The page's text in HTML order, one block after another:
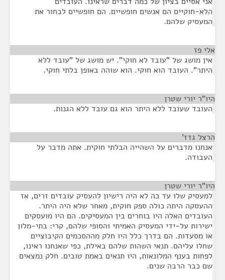
הלא-חוקיים הם אנשים חופשיים. הם חופשיים לבחור את
המעסיק שלהם.
אלי פז
אין מושג של "עובד לא חוקי". יש מושג של "עובד ללא
היתר". העובד הוא חוקי. הוא שוהה באופן בלתי חוקי.
היו"ר יורי שטרן
העובד שעובד ללא היתר הוא גם עובד ללא הגנות.
הרצל גדז'
אנחנו מדברים על השהייה הבלתי חוקית. אתה מדבר על
העבודה.
היו"ר יורי שטרן
למעסיק שלו עד כה לא היה רישיון להעסיק עובדים זרים, אז
ההעסקה היתה כולה ספק חוקית, מאחר שלא היה היתר.
העובדים האלה היו בוחרים בין המעסיקים. הם היו מועסקים
ישירות על-ידי המעסיק האמיתי והסופי שלהם, קרי: בתי-מלון
או מסעדות. הם בדרך כלל היו חלק מההסכמים הקיבוציים
שחלו עליהם. תנאי השהות שלהם באילת, כפי שאנחנו ראינו,
לפחות בענף המלונאות, היו תנאים באמת טובים. חלק נמצאים
שם כבר הרבה שנים.